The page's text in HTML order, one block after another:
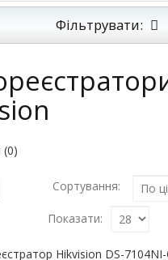
Фільтрувати:
(0)
Сортування:
Показати: